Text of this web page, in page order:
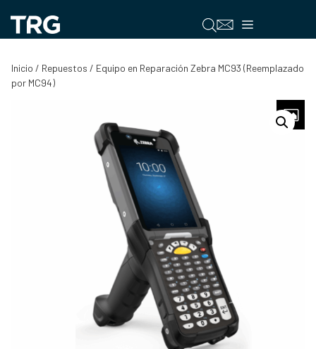
contenido
Menú
Inicio / Repuestos / Equipo en Reparación Zebra MC93 (Reemplazado
por MC94)